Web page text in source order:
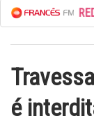
ESCUTE A REDE
é